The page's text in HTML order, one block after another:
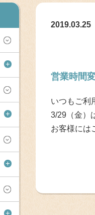
+
+
+
2019.03.25
営業時間
いつもご利
3/29（金）
お客様には